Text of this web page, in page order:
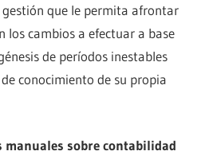
que le permita afrontar
los cambios a efectuar a base
de períodos inestables
conocimiento de su propia
manuales sobre contabilidad